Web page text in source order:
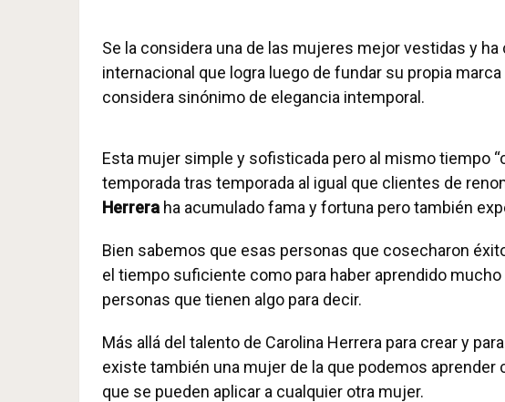
Se la considera una de las mujeres mejor vestidas y
internacional que logra luego de fundar su propia
considera sinónimo de elegancia intemporal.
Esta mujer simple y sofisticada pero al mismo tiempo
temporada tras temporada al igual que clientes de
Herrera ha acumulado fama y fortuna pero también
Bien sabemos que esas personas que cosecharon
el tiempo suficiente como para haber aprendido
personas que tienen algo para decir.
Más allá del talento de Carolina Herrera para crear y
existe también una mujer de la que podemos aprender
que se pueden aplicar a cualquier otra mujer.